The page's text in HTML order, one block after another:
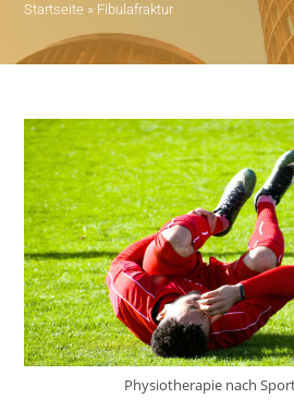
Startseite » Fibulafraktur
Physiotherapie nach